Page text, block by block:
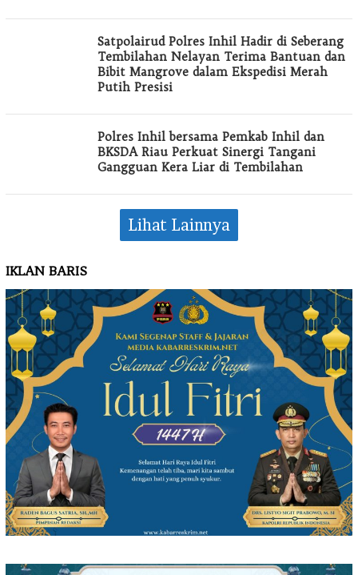
Satpolairud Polres Inhil Hadir di Seberang
Tembilahan Nelayan Terima Bantuan dan
Bibit Mangrove dalam Ekspedisi Merah
Putih Presisi
Polres Inhil bersama Pemkab Inhil dan
BKSDA Riau Perkuat Sinergi Tangani
Gangguan Kera Liar di Tembilahan
Lihat Lainnya
IKLAN BARIS